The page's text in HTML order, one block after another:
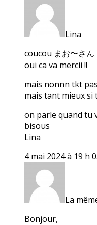
Lina
coucou まお〜さん
oui ca va mercii !!
mais nonnn tkt
mais tant mieux si
on parle quand tu
bisous
Lina
4 mai 2024 à 19 h
La
Bonjour,